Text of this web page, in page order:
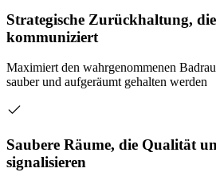
Strategische Zurückhaltung,
kommuniziert
Maximiert den wahrgenommenen
sauber und aufgeräumt gehalten werden
Saubere Räume, die Qualität
signalisieren